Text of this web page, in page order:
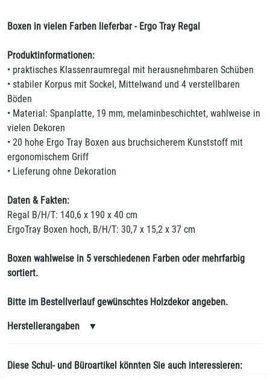
Boxen in vielen Farben lieferbar - Ergo Tray Regal
Produktinformationen:
• praktisches Klassenraumregal mit herausnehmbaren Schüben
• stabiler Korpus mit Sockel, Mittelwand und 4 verstellbaren
Böden
• Material: Spanplatte, 19 mm, melaminbeschichtet, wahlweise in
vielen Dekoren
• 20 hohe Ergo Tray Boxen aus bruchsicherem Kunststoff mit
ergonomischem Griff
• Lieferung ohne Dekoration
Daten & Fakten:
Regal B/H/T: 140,6 x 190 x 40 cm
ErgoTray Boxen hoch, B/H/T: 30,7 x 15,2 x 37 cm
Boxen wahlweise in 5 verschiedenen Farben oder mehrfarbig
sortiert.
Bitte im Bestellverlauf gewünschtes Holzdekor angeben.
Herstellerangaben ▼
Diese Schul- und Büroartikel könnten Sie auch interessieren: